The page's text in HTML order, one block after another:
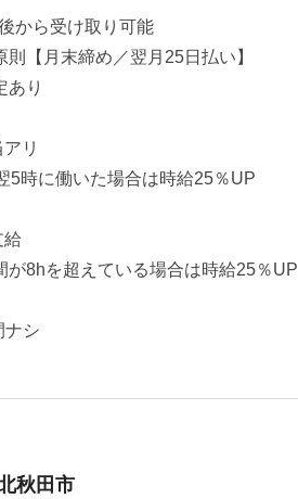
から受け取り可能
【月末締め／翌月25日払い】
あり
リ
時に働いた場合は時給25％UP
8hを超えている場合は時給25％UP
ナシ
秋田市